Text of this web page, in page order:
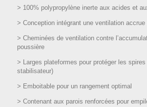
> 100% polypropylène inerte aux acides et
> Conception intégrant une ventilation accrue
> Cheminées de ventilation contre
poussière
> Larges plateformes pour protéger les spires
stabilisateur)
> Emboitable pour un rangement optimal
> Contenant aux parois renforcées pour